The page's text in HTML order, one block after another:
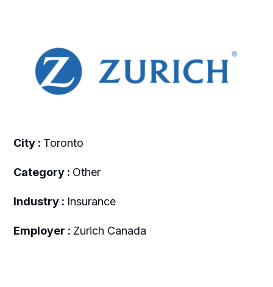
City : Toronto
Category : Other
Industry : Insurance
Employer : Zurich Canada